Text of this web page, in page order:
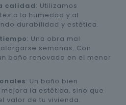
calidad: Utilizamos
a la humedad y al
durabilidad y estética.
: Una obra mal
semanas. Con
baño renovado en el menor
: Un baño bien
la estética, sino que
valor de tu vivienda.